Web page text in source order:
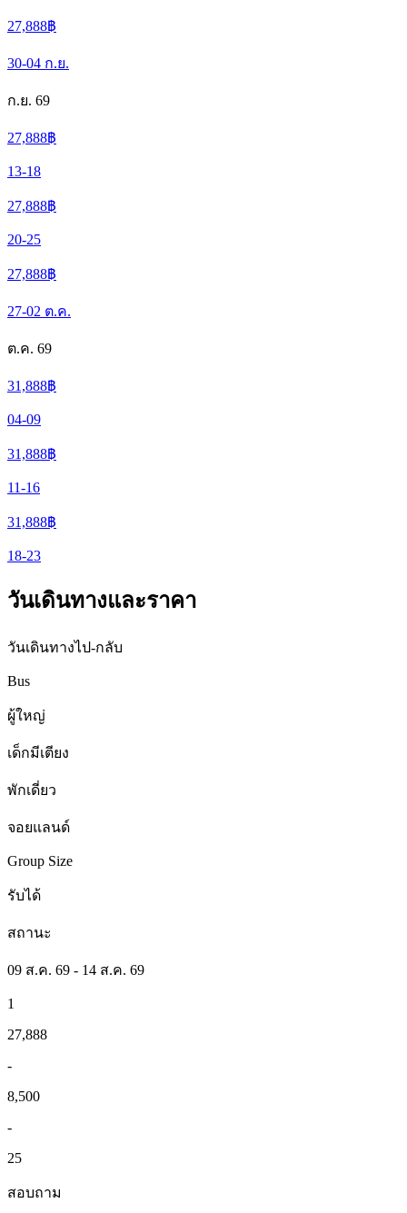
27,888฿
30-04 ก.ย.
ก.ย. 69
27,888฿
13-18
27,888฿
20-25
27,888฿
27-02 ต.ค.
ต.ค. 69
31,888฿
04-09
31,888฿
11-16
31,888฿
18-23
วันเดินทางและราคา
วันเดินทางไป-กลับ
Bus
ผู้ใหญ่
เด็กมีเตียง
พักเดี่ยว
จอยแลนด์
Group Size
รับได้
สถานะ
09 ส.ค. 69 - 14 ส.ค. 69
1
27,888
-
8,500
-
25
สอบถาม